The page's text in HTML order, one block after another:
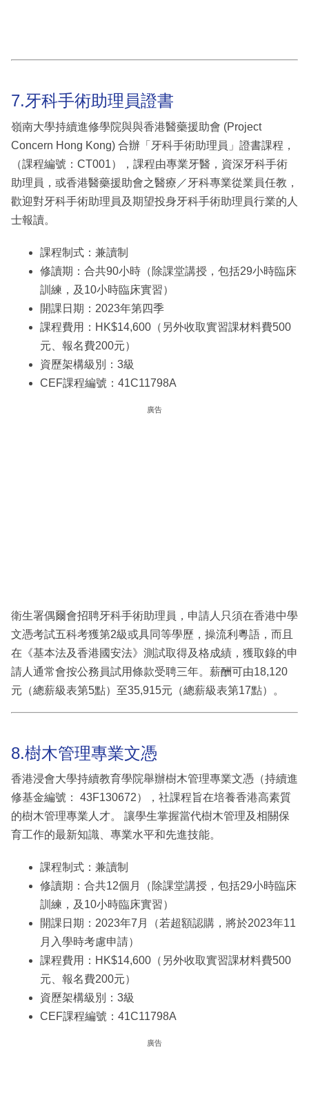
7.牙科手術助理員證書
嶺南大學持續進修學院與與香港醫藥援助會 (Project
Concern Hong Kong) 合辦「牙科手術助理員」證書課程，
（課程編號：CT001），課程由專業牙醫，資深牙科手術
助理員，或香港醫藥援助會之醫療／牙科專業從業員任教，
歡迎對牙科手術助理員及期望投身牙科手術助理員行業的人
士報讀。
課程制式：兼讀制
修讀期：合共90小時（除課堂講授，包括29小時臨床
訓練，及10小時臨床實習）
開課日期：2023年第四季
課程費用：HK$14,600（另外收取實習課材料費500
元、報名費200元）
資歷架構級別：3級
CEF課程編號：41C11798A
廣告
衛生署偶爾會招聘牙科手術助理員，申請人只須在香港中學
文憑考試五科考獲第2級或具同等學歷，操流利粵語，而且
在《基本法及香港國安法》測試取得及格成績，獲取錄的申
請人通常會按公務員試用條款受聘三年。薪酬可由18,120
元（總薪級表第5點）至35,915元（總薪級表第17點）。
8.樹木管理專業文憑
香港浸會大學持續教育學院舉辦樹木管理專業文憑（持續進
修基金編號： 43F130672），社課程旨在培養香港高素質
的樹木管理專業人才。 讓學生掌握當代樹木管理及相關保
育工作的最新知識、專業水平和先進技能。
課程制式：兼讀制
修讀期：合共12個月（除課堂講授，包括29小時臨床
訓練，及10小時臨床實習）
開課日期：2023年7月（若超額認購，將於2023年11
月入學時考慮申請）
課程費用：HK$14,600（另外收取實習課材料費500
元、報名費200元）
資歷架構級別：3級
CEF課程編號：41C11798A
廣告